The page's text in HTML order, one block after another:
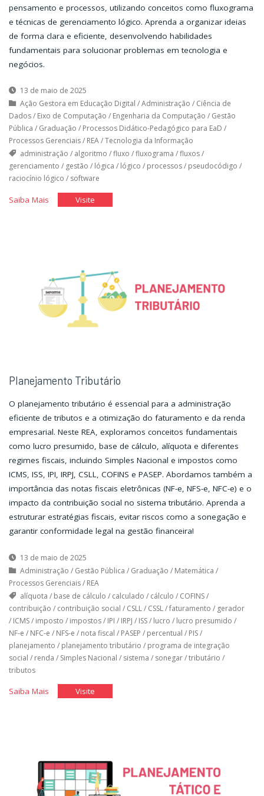
pensamento e processos, utilizando conceitos como fluxograma
e técnicas de gerenciamento lógico. Aprenda a organizar ideias
de forma clara e eficiente, desenvolvendo habilidades
fundamentais para solucionar problemas em tecnologia e
negócios.
13 de maio de 2025
Ação Gestora em Educação Digital /Administração / Ciência de
Dados/ Eixo de Computação / Engenharia da Computação / Gestão
Pública / Graduação / Processos Didático-Pedagógico para EaD /
Processos Gerenciais/ REA/Tecnologia da Informação
administração / algoritmo /fluxo /fluxograma /fluxos/
gerenciamento / gestão / lógica / lógico / processos/ pseudocódigo /
raciocínio lógico / software
Saiba Mais"Raciocinando
Visite"Raciocinando
Planejamento Tributário
O planejamento tributário é essencial para a administração
eficiente de tributos e a otimização do faturamento e da renda
empresarial. Neste REA, exploramos conceitos fundamentais
como lucro presumido, base de cálculo, alíquota e diferentes
regimes fiscais, incluindo Simples Nacional e impostos como
ICMS, ISS, IPI, IRPJ, CSLL, COFINS e PASEP. Abordamos também a
importância das notas fiscais eletrônicas (NF-e, NFS-e, NFC-e) e o
impacto da contribuição social no sistema tributário. Aprenda a
estruturar estratégias fiscais, evitar riscos como a sonegação e
garantir conformidade legal na gestão financeira!
13 de maio de 2025
Administração / Gestão Pública / Graduação / Matemática /
Processos Gerenciais/ REA
alíquota / base de cálculo / calculado / cálculo / COFINS/
contribuição / contribuição social / CSLL/ CSSL/faturamento / gerador
/ ICMS/ imposto / impostos/ IPI / IRPJ / ISS/ lucro / lucro presumido /
NF-e / NFC-e / NFS-e / nota fiscal / PASEP / percentual / PIS/
planejamento / planejamento tributário / programa de integração
social / renda / Simples Nacional / sistema / sonegar/tributário /
tributos
Saiba Mais"Planejamento
Visite"Planejamento